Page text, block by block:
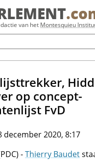
van het Montesquieu
op concept-
FvD
december 2020, 8:17
-Thierry Baudet